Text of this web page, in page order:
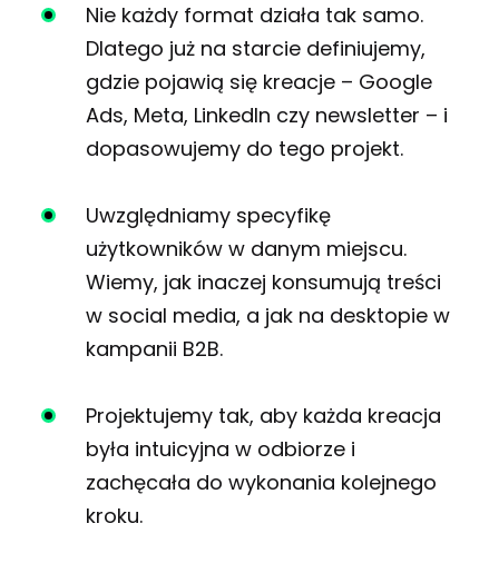
Nie każdy format działa tak samo.
Dlatego już na starcie definiujemy,
gdzie pojawią się kreacje – Google
Ads, Meta, LinkedIn czy newsletter – i
dopasowujemy do tego projekt.
Uwzględniamy specyfikę
użytkowników w danym miejscu.
Wiemy, jak inaczej konsumują treści
w social media, a jak na desktopie w
kampanii B2B.
Projektujemy tak, aby każda kreacja
była intuicyjna w odbiorze i
zachęcała do wykonania kolejnego
kroku.